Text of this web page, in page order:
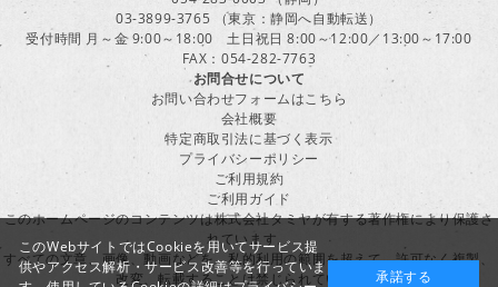
03-3899-3765 （東京：静岡へ自動転送）
受付時間 月～金 9:00～18:00 土日祝日 8:00～12:00／13:00～17:00
FAX：054-282-7763
お問合せについて
お問い合わせフォームはこちら
会社概要
特定商取引法に基づく表示
プライバシーポリシー
ご利用規約
ご利用ガイド
このホームページのコンテンツは株式会社タミヤが有する著作権により保護さ
れています。
すべての文章、画像、動画などを、私的利用の範囲を超えて、許可なく複製、
改変、転載することは禁じられています。
このWebサイトではCookieを用いてサービス提
供やアクセス解析・サービス改善等を行っていま
承諾する